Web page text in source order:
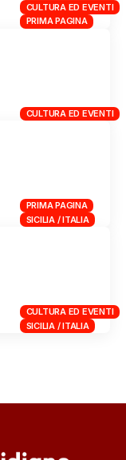
CULTURA ED EVENTI
PRIMA PAGINA
CULTURA ED EVENTI
PRIMA PAGINA
SICILIA / ITALIA
CULTURA ED EVENTI
SICILIA / ITALIA